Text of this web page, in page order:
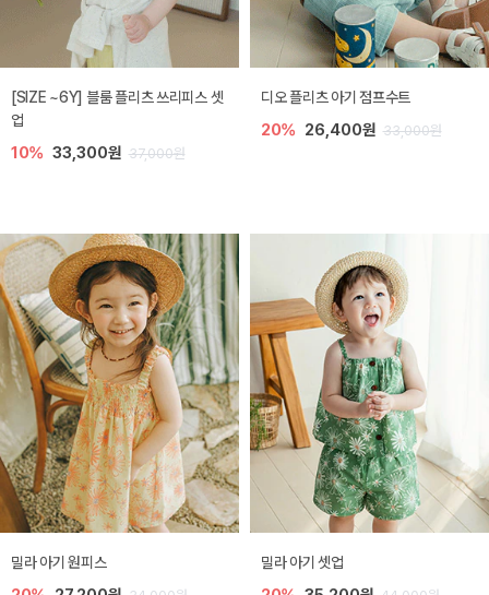
[SIZE ~6Y] 블룸 플리츠 쓰리피스 셋
업
10% 33,300원 37,000원
디오 플리츠 아기 점프수트
20% 26,400원 33,000원
밀라 아기 원피스 밀라 아기 셋업